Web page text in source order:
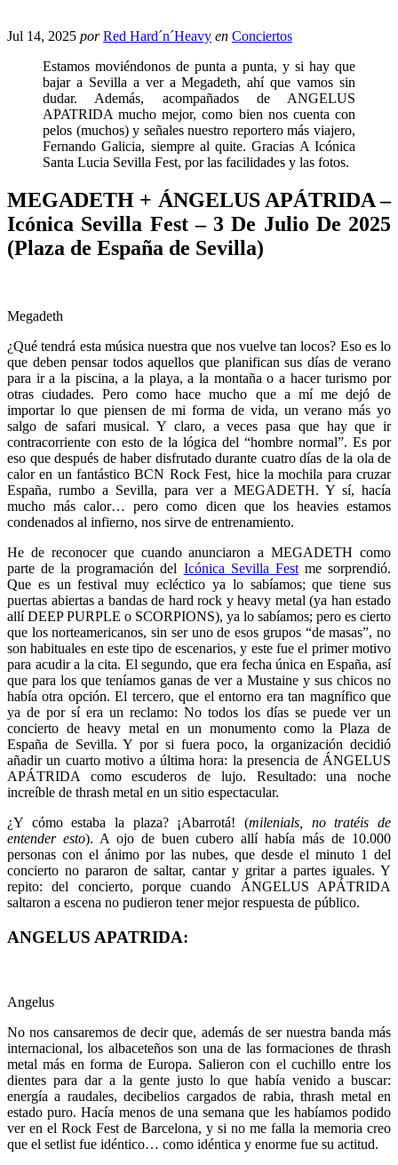
Jul 14, 2025 por Red Hard´n´Heavy en Conciertos
Estamos moviéndonos de punta a punta, y si hay que
bajar a Sevilla a ver a Megadeth, ahí que vamos sin
dudar. Además, acompañados de ANGELUS
APATRIDA mucho mejor, como bien nos cuenta con
pelos (muchos) y señales nuestro reportero más viajero,
Fernando Galicia, siempre al quite. Gracias A Icónica
Santa Lucia Sevilla Fest, por las facilidades y las fotos.
MEGADETH + ÁNGELUS APÁTRIDA –
Icónica Sevilla Fest – 3 De Julio De 2025
(Plaza de España de Sevilla)
Megadeth
¿Qué tendrá esta música nuestra que nos vuelve tan locos? Eso es lo
que deben pensar todos aquellos que planifican sus días de verano
para ir a la piscina, a la playa, a la montaña o a hacer turismo por
otras ciudades. Pero como hace mucho que a mí me dejó de
importar lo que piensen de mi forma de vida, un verano más yo
salgo de safari musical. Y claro, a veces pasa que hay que ir
contracorriente con esto de la lógica del “hombre normal”. Es por
eso que después de haber disfrutado durante cuatro días de la ola de
calor en un fantástico BCN Rock Fest, hice la mochila para cruzar
España, rumbo a Sevilla, para ver a MEGADETH. Y sí, hacía
mucho más calor… pero como dicen que los heavies estamos
condenados al infierno, nos sirve de entrenamiento.
He de reconocer que cuando anunciaron a MEGADETH como
parte de la programación del Icónica Sevilla Festme sorprendió.
Que es un festival muy ecléctico ya lo sabíamos; que tiene sus
puertas abiertas a bandas de hard rock y heavy metal (ya han estado
allí DEEP PURPLE o SCORPIONS), ya lo sabíamos; pero es cierto
que los norteamericanos, sin ser uno de esos grupos “de masas”, no
son habituales en este tipo de escenarios, y este fue el primer motivo
para acudir a la cita. El segundo, que era fecha única en España, así
que para los que teníamos ganas de ver a Mustaine y sus chicos no
había otra opción. El tercero, que el entorno era tan magnífico que
ya de por sí era un reclamo: No todos los días se puede ver un
concierto de heavy metal en un monumento como la Plaza de
España de Sevilla. Y por si fuera poco, la organización decidió
añadir un cuarto motivo a última hora: la presencia de ÁNGELUS
APÁTRIDA como escuderos de lujo. Resultado: una noche
increíble de thrash metal en un sitio espectacular.
¿Y cómo estaba la plaza? ¡Abarrotá! (milenials, no tratéis de
entender esto). A ojo de buen cubero allí había más de 10.000
personas con el ánimo por las nubes, que desde el minuto 1 del
concierto no pararon de saltar, cantar y gritar a partes iguales. Y
repito: del concierto, porque cuando ÁNGELUS APÁTRIDA
saltaron a escena no pudieron tener mejor respuesta de público.
ANGELUS APATRIDA:
Angelus
No nos cansaremos de decir que, además de ser nuestra banda más
internacional, los albaceteños son una de las formaciones de thrash
metal más en forma de Europa. Salieron con el cuchillo entre los
dientes para dar a la gente justo lo que había venido a buscar:
energía a raudales, decibelios cargados de rabia, thrash metal en
estado puro. Hacía menos de una semana que les habíamos podido
ver en el Rock Fest de Barcelona, y si no me falla la memoria creo
que el setlist fue idéntico… como idéntica y enorme fue su actitud.